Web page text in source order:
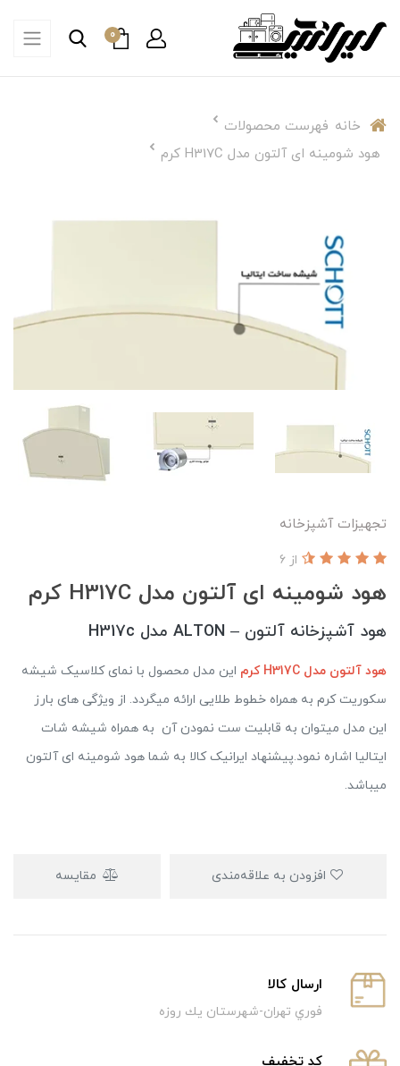
0
خانه فهرست محصولات
هود شومینه ای آلتون مدل H317C کرم
تجهیزات آشپزخانه
هود شومینه ای آلتون مدل H317C کرم
از 6
هود آشپزخانه آلتون – ALTON مدل H317c
هود آلتون مدل H317C کرم
این مدل محصول با نمای کلاسیک شیشه
سکوریت کرم به همراه خطوط طلایی ارائه میگردد. از ویژگی های بارز
این مدل میتوان به قابلیت ست نمودن آن به همراه شیشه شات
ایتالیا اشاره نمود.پیشنهاد ایرانیک کالا به شما هود شومینه ای آلتون
میباشد.
مقایسه
ارسال كالا
فوري تهران-شهرستان يك روزه
كد تخفيف